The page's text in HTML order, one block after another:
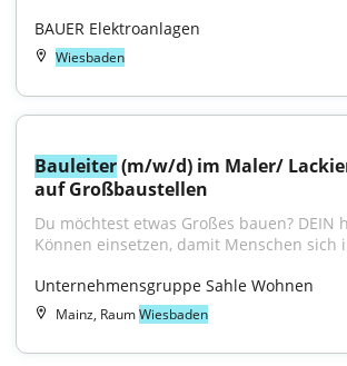
BAUER Elektroanlagen
Wiesbaden
Bauleiter (m/w/d) im Maler/
auf Großbaustellen
Du möchtest etwas Großes bauen? DEIN
Können einsetzen, damit Menschen sich
Unternehmensgruppe Sahle Wohnen
Mainz, RaumWiesbaden